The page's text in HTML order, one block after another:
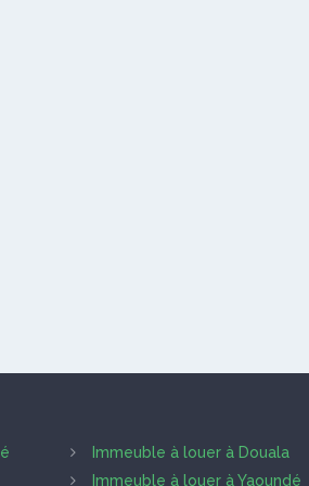
Immeuble à louer à Douala
Immeuble à louer à Yaoundé